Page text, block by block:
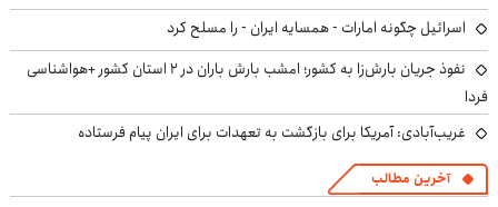
اسرائیل چگونه امارات - همسایه ایران - را مسلح کرد
نفوذ جریان بارش‌زا به کشور؛ امشب بارش باران در ۲ استان کشور +هواشناسی
فردا
غریب‌آبادی: آمریکا برای بازگشت به تعهدات برای ایران پیام فرستاده
آخرین مطالب